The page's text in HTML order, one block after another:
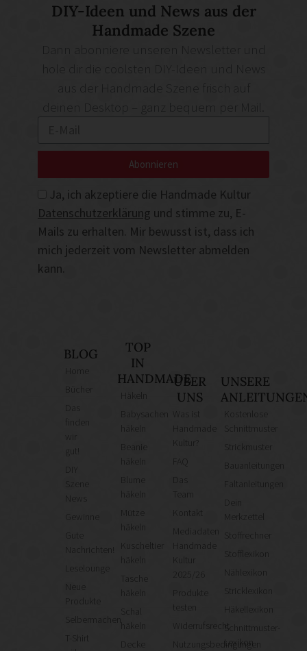
DIY-Ideen und News aus der
Handmade Szene
deinen Desktop – ganz bequem per Mail.
Ja, ich akzeptiere die Handmade Kultur
Datenschutzerklärung und stimme zu, E-
Mails zu erhalten. Mir bewusst ist, dass ich
mich jederzeit vom Newsletter abmelden
kann.
Abonnieren
BLOG
finden
gut!
News
Gute
Nachrichten!
Leselounge
Neue
Produkte
Selbermachen
T-Shirt
TOP
IN
HANDMADE
häkeln
häkeln
Mütze
häkeln
Kuscheltier
Tasche
häkeln
ÜBER
UNS
Was ist
Kultur?
Das
Team
Kontakt
Mediadaten
Kultur
2025/26
Produkte
testen
Widerrufsrecht
Nutzungsbedingungen
UNSERE
Kostenlose
Schnittmuster
Strickmuster
Bauanleitungen
Faltanleitungen
Merkzettel
Stoffrechner
Stofflexikon
Nählexikon
Stricklexikon
Häkellexikon
Schnittmuster-
Lexikon